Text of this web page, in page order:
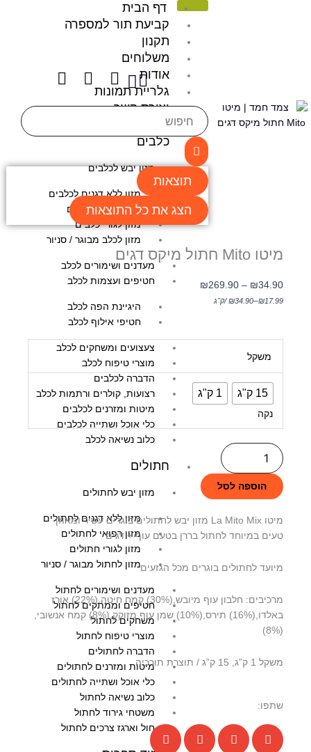
דף הבית
קביעת תור למספרה
תקנון
משלוחים
אודות
גלריית תמונות
יצירת קשר
מאמרים
כלבים
מזון יבש לכלבים
מזון ללא דגנים לכלבים
מזון רפואי לכלבים
מזון לגורי כלבים
מזון לכלב מבוגר / סניור
מעדנים ושימורים לכלב
חטיפים ועצמות לכלב
היגיינת הפה לכלב
חטיפי אילוף לכלב
צעצועים ומשחקים לכלב
מוצרי טיפוח לכלב
הדברה לכלבים
רצועות, קולרים ורתמות לכלב
מיטות ומזרנים לכלבים
כלי אוכל ושתייה לכלבים
כלוב נשיאה לכלב
חתולים
מזון יבש לחתולים
מזון ללא דגנים לחתולים
מזון רפואי לחתולים
מזון לגורי חתולים
מזון לחתול מבוגר / סניור
מעדנים ושימורים לחתול
חטיפים וממתקים לחתול
משחקים לחתול
מוצרי טיפוח לחתול
הדברה לחתולים
מיטות ומזרנים לחתולים
כלי אוכל ושתייה לחתולים
כלוב נשיאה לחתול
משטחי גירוד לחתול
חול וארגז צרכים לחתול
Cart
a
c
b
o
h
s
p
n
a
r
m
Search
...
תוצאות
הצג את כל התוצאות
מיטו Mito חתול מיקס דגים
₪34.90
–
₪269.90
טווח
₪17.99
–
₪34.90
/ק"ג
משקל
15 ק"ג 1 ק"ג
נקה
מיטו
Mito
חתול
מיקס
דגים
הוספה לסל
מיטו La Mito Mix מזון יבש לחתולים בוגרים עשיר ומאוזן
טעים במיוחד לחתול בררן בטעם עוף + דגים
מיועד לחתולים בוגרים מכל הגזעים
מרכיבים: חלבון עוף מיובש,(30%) קמח חיטה,(22%) אורז
באלדו,(16%) תירס,(10%) שמן עוף מזוקק,(8%) קמח אנשובי,
(8%)
משקל 1 ק”ג, 15 ק”ג / תוצרת תורכיה
שתפו: